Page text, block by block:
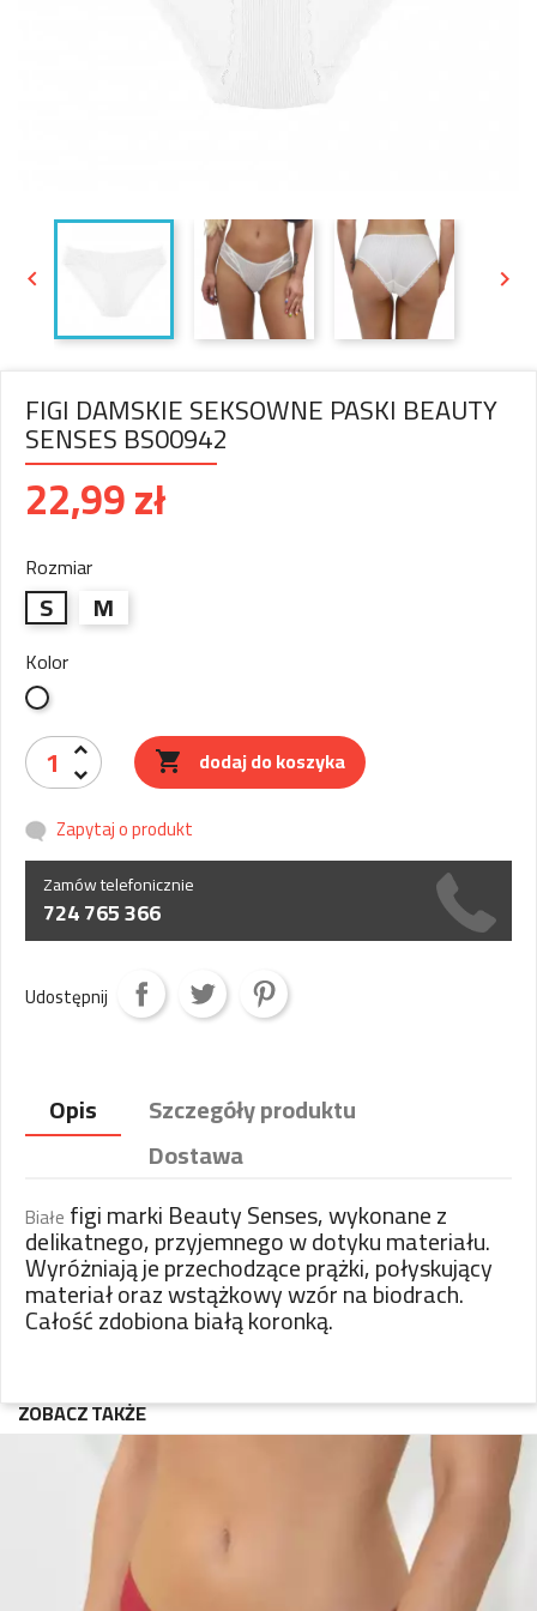
 
FIGI DAMSKIE SEKSOWNE PASKI BEAUTY
SENSES BS00942
22,99 zł
Rozmiar
S M
Kolor
Biały
 dodaj do koszyka
Zapytaj o produkt
Zamów telefonicznie
724 765 366
Udostępnij
Opis
Szczegóły produktu
Dostawa
Białe figi marki Beauty Senses, wykonane z
delikatnego, przyjemnego w dotyku materiału.
Wyróżniają je przechodzące prążki, połyskujący
materiał oraz wstążkowy wzór na biodrach.
Całość zdobiona białą koronką.
ZOBACZ TAKŻE